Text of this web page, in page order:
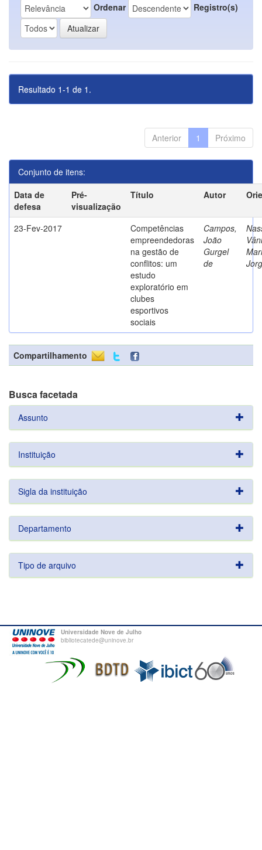
Ordenar Registro(s)
Resultado 1-1 de 1.
Anterior 1 Próximo
Conjunto de itens:
Data de
defesa
Pré-
visualização
Título Autor
23-Fev-2017
Competências
empreendedoras
na gestão de
conflitos: um
estudo
exploratório em
clubes
esportivos
sociais
Campos,
João
Gurgel
de
Compartilhamento
Busca facetada
Assunto
Instituição
Sigla da instituição
Departamento
Tipo de arquivo
Universidade Nove de Julho
bibliotecatede@uninove.br